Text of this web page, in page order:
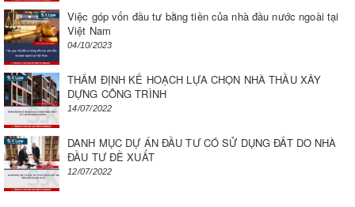
Việc góp vốn đầu tư bằng tiền của nhà đầu nước ngoài tại
Việt Nam
04/10/2023
THẨM ĐỊNH KẾ HOẠCH LỰA CHỌN NHÀ THẦU XÂY
DỰNG CÔNG TRÌNH
14/07/2022
DANH MỤC DỰ ÁN ĐẦU TƯ CÓ SỬ DỤNG ĐẤT DO NHÀ
ĐẦU TƯ ĐỀ XUẤT
12/07/2022